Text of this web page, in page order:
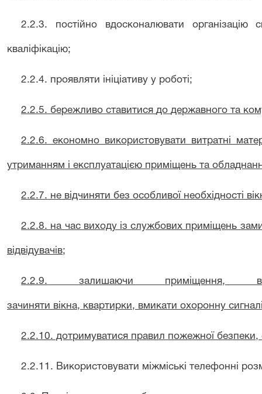
2.2.3. постійно вдосконалювати організацію
кваліфікацію;
2.2.4. проявляти ініціативу у роботі;
2.2.5. бережливо ставитисядодержавного та
2.2.6. економно використовувати витратні
утриманням і експлуатацією приміщень та
2.2. 7 . не відчиняти без особливої необхідності
2.2.8. на час виходу із службових приміщень
відвідувачів;
2.2.9. залишаючи приміщення,
зачиняти вікна, квартирки, вмикати охоронну
2.2.10. дотримуватися правил пожежної безпеки,
2.2.11. Використовувати міжміські телефонні